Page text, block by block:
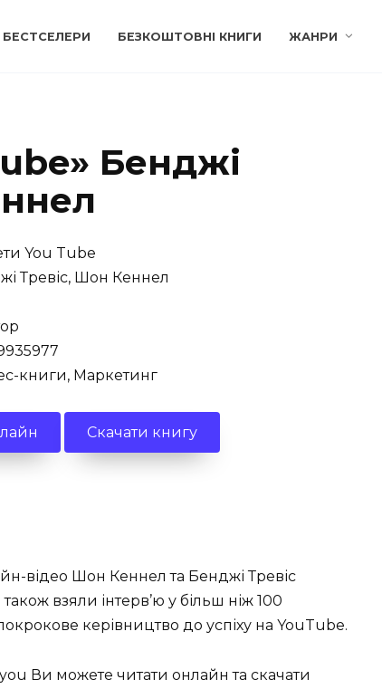
БЕСТСЕЛЕРИ БЕЗКОШТОВНІ КНИГИ ЖАНРИ
Бенджі
You Tube
Тревіс, Шон Кеннел
книги, Маркетинг
Скачати книгу
відео Шон Кеннел та Бенджі Тревіс
взяли інтерв’ю у більш ніж 100
керівництво до успіху на YouTube.
Ви можете читати онлайн та скачати